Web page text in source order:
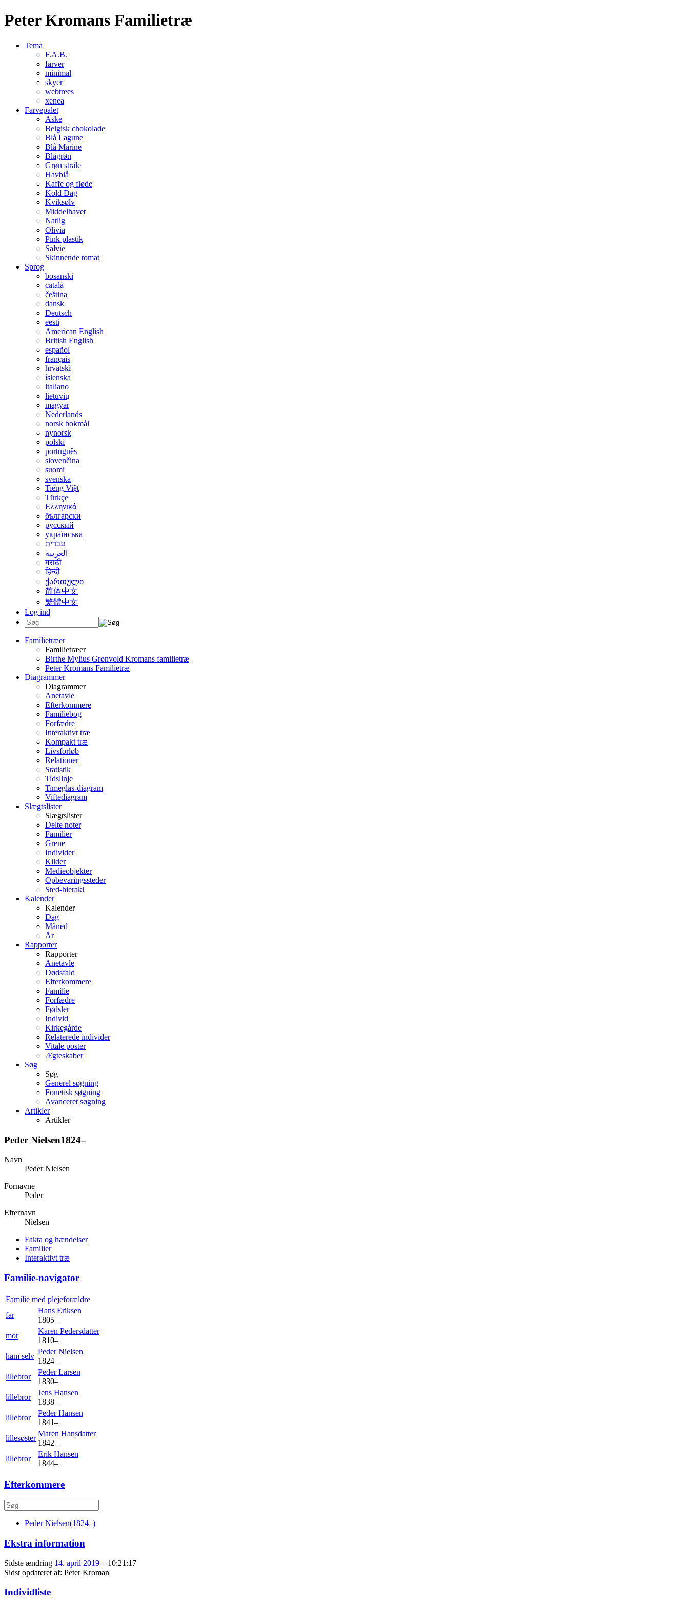
Peter Kromans Familietræ
Tema
F.A.B.
farver
minimal
skyer
webtrees
xenea
Farvepalet
Aske
Belgisk chokolade
Blå Lagune
Blå Marine
Blågrøn
Grøn stråle
Havblå
Kaffe og fløde
Kold Dag
Kviksølv
Middelhavet
Natlig
Olivia
Pink plastik
Salvie
Skinnende tomat
Sprog
bosanski
català
čeština
dansk
Deutsch
eesti
American English
British English
español
français
hrvatski
íslenska
italiano
lietuvių
magyar
Nederlands
norsk bokmål
nynorsk
polski
português
slovenčina
suomi
svenska
Tiếng Việt
Türkçe
Ελληνικά
български
русский
українська
עברית
العربية
मराठी
हिन्दी
ქართული
简体中文
繁體中文
Log ind
Familietræer
Familietræer
Birthe Mylius Grønvold Kromans familietræ
Peter Kromans Familietræ
Diagrammer
Diagrammer
Anetavle
Efterkommere
Familiebog
Forfædre
Interaktivt træ
Kompakt træ
Livsforløb
Relationer
Statistik
Tidslinje
Timeglas-diagram
Viftediagram
Slægtslister
Slægtslister
Delte noter
Familier
Grene
Individer
Kilder
Medieobjekter
Opbevaringssteder
Sted-hieraki
Kalender
Kalender
Dag
Måned
År
Rapporter
Rapporter
Anetavle
Dødsfald
Efterkommere
Familie
Forfædre
Fødsler
Individ
Kirkegårde
Relaterede individer
Vitale poster
Ægteskaber
Søg
Søg
Generel søgning
Fonetisk søgning
Avanceret søgning
Artikler
Artikler
Peder Nielsen1824–
Navn
PederNielsen
Fornavne
Peder
Efternavn
Nielsen
Fakta og hændelser
Familier
Interaktivt træ
Familie-navigator
Familie med plejeforældre
far
Hans Eriksen
1805–
mor
Karen Pedersdatter
1810–
ham selv
PederNielsen
1824–
lillebror
PederLarsen
1830–
lillebror
Jens Hansen
1838–
lillebror
PederHansen
1841–
lillesøster
Maren Hansdatter
1842–
lillebror
Erik Hansen
1844–
Efterkommere
PederNielsen(1824–)
Ekstra information
Sidste ændring 14. april 2019 – 10:21:17
Sidst opdateret af: Peter Kroman
Individliste